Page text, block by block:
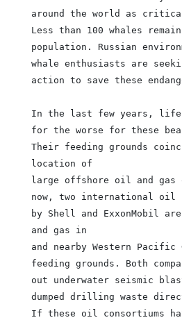
around the world as
Less than 100 whales
population. Russian
whale enthusiasts are
action to save these
In the last few years, life
for the worse for these
Their feeding grounds
location of
large offshore oil and gas
now, two international oil
by Shell and ExxonMobil
and gas in
and nearby Western Pacific
feeding grounds. Both
out underwater seismic
dumped drilling waste
If these oil consortiums